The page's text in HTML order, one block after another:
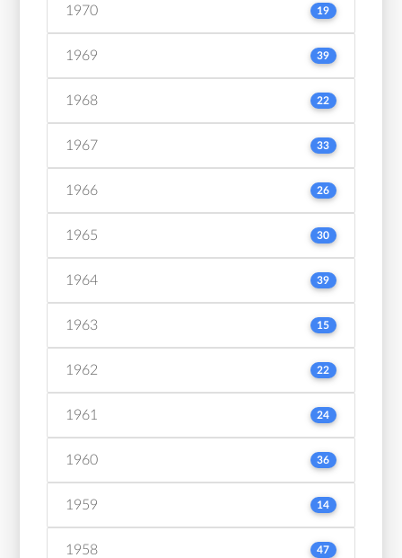
1970 19
1969 39
1968 22
1967 33
1966 26
1965 30
1964 39
1963 15
1962 22
1961 24
1960 36
1959 14
1958 47